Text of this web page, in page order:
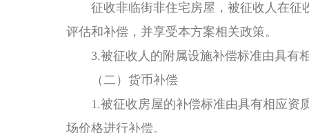
征收非临街非住宅房屋，被征收人在
评估和补偿，并享受本方案相关政策。
3.被征收人的附属设施补偿标准由具有
（二）货币补偿
1.被征收房屋的补偿标准由具有相应资
场价格进行补偿。